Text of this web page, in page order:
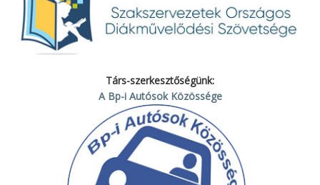
Társ-szerkesztőségünk:
A Bp-i Autósok Közössége